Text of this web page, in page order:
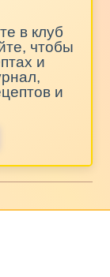
в клуб
чтобы
и
и